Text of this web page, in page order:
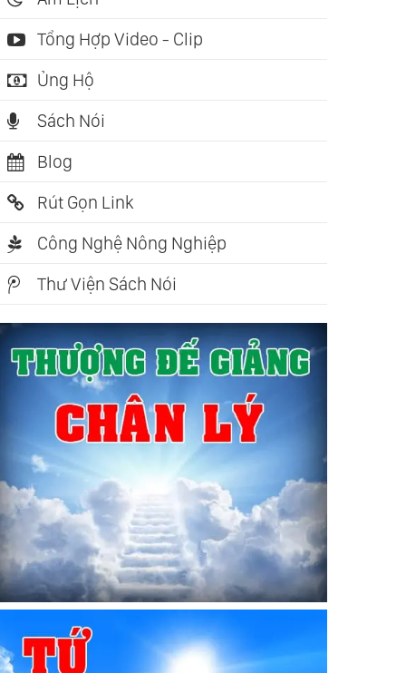
Tổng Hợp Video - Clip
Ủng Hộ
Sách Nói
Blog
Rút Gọn Link
Công Nghệ Nông Nghiệp
Thư Viện Sách Nói